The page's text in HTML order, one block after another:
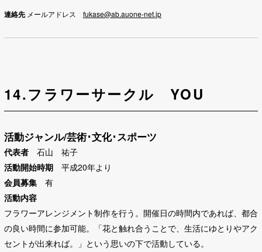
連絡先 メールアドレス fukase@ab.auone-net.jp
14.フラワーサークル YOU
活動ジャンル/芸術･文化･スポーツ
代表者 石山 祐子
活動開始時期 平成20年より
会員募集 有
活動内容
フラワーアレンジメント制作を行う。 開催日の時間内であれば、都合
の良い時間に参加可能。「花と触れ合うことで、生活にゆとりやアク
セントが出来れば。」という思いの下で活動している。